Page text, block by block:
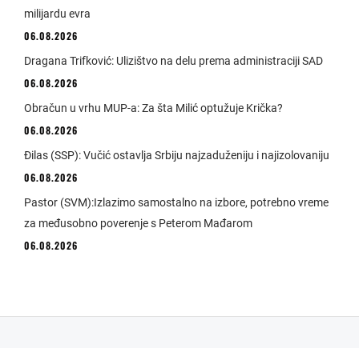
milijardu evra
06.08.2026
Dragana Trifković: Ulizištvo na delu prema administraciji SAD
06.08.2026
Obračun u vrhu MUP-a: Za šta Milić optužuje Krička?
06.08.2026
Đilas (SSP): Vučić ostavlja Srbiju najzaduženiju i najizolovaniju
06.08.2026
Pastor (SVM):Izlazimo samostalno na izbore, potrebno vreme
za međusobno poverenje s Peterom Mađarom
06.08.2026